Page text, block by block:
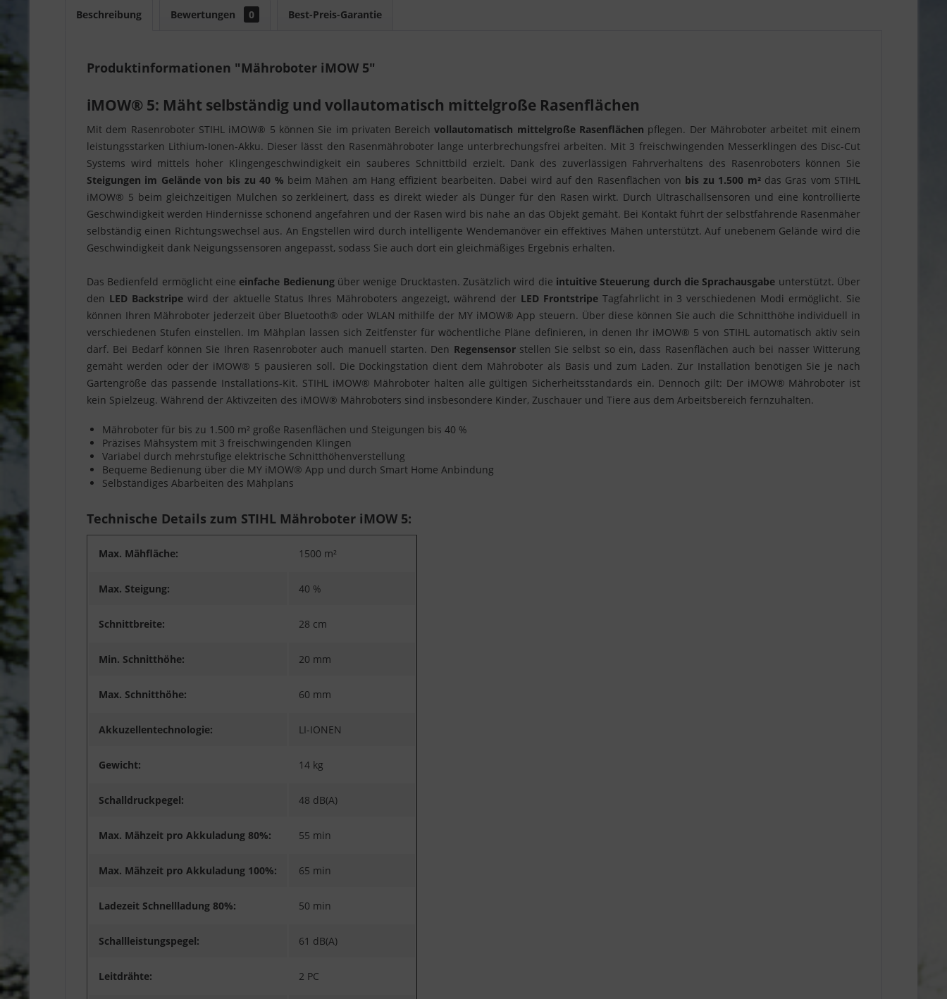
Beschreibung Bewertungen 0 Best-Preis-Garantie
Produktinformationen "Mähroboter iMOW 5"
iMOW® 5: Mäht selbständig und vollautomatisch mittelgroße Rasenflächen
Mit dem Rasenroboter STIHL iMOW® 5 können Sie im privaten Bereichvollautomatisch mittelgroße Rasenflächen pflegen. Der Mähroboter arbeitet mit einem
leistungsstarken Lithium-Ionen-Akku. Dieser lässt den Rasenmähroboter lange unterbrechungsfrei arbeiten. Mit 3 freischwingenden Messerklingen des Disc-Cut
Systems wird mittels hoher Klingengeschwindigkeit ein sauberes Schnittbild erzielt. Dank des zuverlässigen Fahrverhaltens des Rasenroboters können Sie
Steigungen im Gelände von bis zu 40 % beim Mähen am Hang effizient bearbeiten. Dabei wird auf den Rasenflächen von bis zu 1.500 m²das Gras vom STIHL
iMOW® 5 beim gleichzeitigen Mulchen so zerkleinert, dass es direkt wieder als Dünger für den Rasen wirkt. Durch Ultraschallsensoren und eine kontrollierte
Geschwindigkeit werden Hindernisse schonend angefahren und der Rasen wird bis nahe an das Objekt gemäht. Bei Kontakt führt der selbstfahrende Rasenmäher
selbständig einen Richtungswechsel aus. An Engstellen wird durch intelligente Wendemanöver ein effektives Mähen unterstützt. Auf unebenem Gelände wird die
Geschwindigkeit dank Neigungssensoren angepasst, sodass Sie auch dort ein gleichmäßiges Ergebnis erhalten.
Das Bedienfeld ermöglicht eine einfache Bedienungüber wenige Drucktasten. Zusätzlich wird die intuitive Steuerung durch die Sprachausgabe unterstützt. Über
den LED Backstripewird der aktuelle Status Ihres Mähroboters angezeigt, während der LED FrontstripeTagfahrlicht in 3 verschiedenen Modi ermöglicht. Sie
können Ihren Mähroboter jederzeit über Bluetooth® oder WLAN mithilfe der MY iMOW® App steuern. Über diese können Sie auch die Schnitthöhe individuell in
verschiedenen Stufen einstellen. Im Mähplan lassen sich Zeitfenster für wöchentliche Pläne definieren, in denen Ihr iMOW® 5 von STIHL automatisch aktiv sein
darf. Bei Bedarf können Sie Ihren Rasenroboter auch manuell starten. Den Regensensorstellen Sie selbst so ein, dass Rasenflächen auch bei nasser Witterung
gemäht werden oder der iMOW® 5 pausieren soll. Die Dockingstation dient dem Mähroboter als Basis und zum Laden. Zur Installation benötigen Sie je nach
Gartengröße das passende Installations-Kit. STIHL iMOW® Mähroboter halten alle gültigen Sicherheitsstandards ein. Dennoch gilt: Der iMOW® Mähroboter ist
kein Spielzeug. Während der Aktivzeiten des iMOW® Mähroboters sind insbesondere Kinder, Zuschauer und Tiere aus dem Arbeitsbereich fernzuhalten.
Mähroboter für bis zu 1.500 m² große Rasenflächen und Steigungen bis 40 %
Präzises Mähsystem mit 3 freischwingenden Klingen
Variabel durch mehrstufige elektrische Schnitthöhenverstellung
Bequeme Bedienung über die MY iMOW® App und durch Smart Home Anbindung
Selbständiges Abarbeiten des Mähplans
Technische Details zum STIHL Mähroboter iMOW 5:
Max. Mähfläche: 1500 m²
Max. Steigung: 40 %
Schnittbreite: 28 cm
Min. Schnitthöhe: 20 mm
Max. Schnitthöhe: 60 mm
Akkuzellentechnologie: LI-IONEN
Gewicht: 14 kg
Schalldruckpegel: 48 dB(A)
Max. Mähzeit pro Akkuladung 80%: 55 min
Max. Mähzeit pro Akkuladung 100%: 65 min
Ladezeit Schnellladung 80%: 50 min
Schallleistungspegel: 61 dB(A)
Leitdrähte: 2 PC